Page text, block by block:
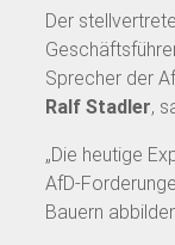
Der
Sprecher der
Ralf Stadler,
„Die heutige
AfD-
Bauern